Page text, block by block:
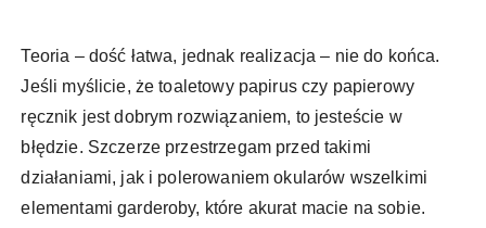
Teoria – dość łatwa, jednak realizacja – nie do końca.
Jeśli myślicie, że toaletowy papirus czy papierowy
ręcznik jest dobrym rozwiązaniem, to jesteście w
błędzie. Szczerze przestrzegam przed takimi
działaniami, jak i polerowaniem okularów wszelkimi
elementami garderoby, które akurat macie na sobie.